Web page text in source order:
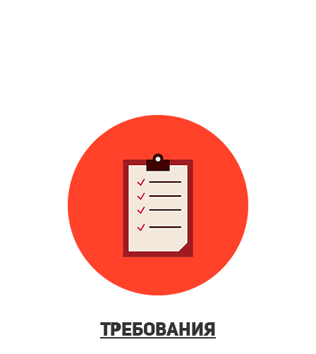
Требования